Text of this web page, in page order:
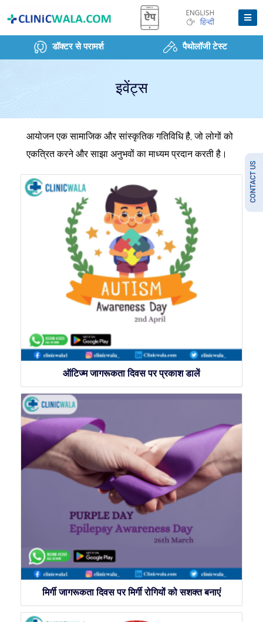
डॉक्टर से परामर्श पैथोलॉजी टेस्ट
इवेंट्स
आयोजन एक सामाजिक और सांस्कृतिक गतिविधि है, जो लोगों को
एकत्रित करने और साझा अनुभवों का माध्यम प्रदान करती है।
ऑटिज्म जागरूकता दिवस पर प्रकाश डालें
मिर्गी जागरूकता दिवस पर मिर्गी रोगियों को सशक्त बनाएं